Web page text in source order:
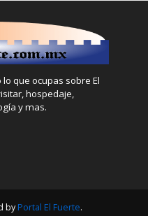
que ocupas sobre El
hospedaje,
y mas.
byPortal El Fuerte.